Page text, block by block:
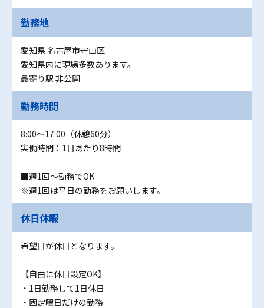
勤務地
愛知県 名古屋市守山区
愛知県内に現場多数あります。
最寄り駅 非公開
勤務時間
8:00～17:00（休憩60分）
実働時間：1日あたり8時間
■週1回～勤務でOK
※週1回は平日の勤務をお願いします。
休日休暇
希望日が休日となります。
【自由に休日設定OK】
・1日勤務して1日休日
・固定曜日だけの勤務